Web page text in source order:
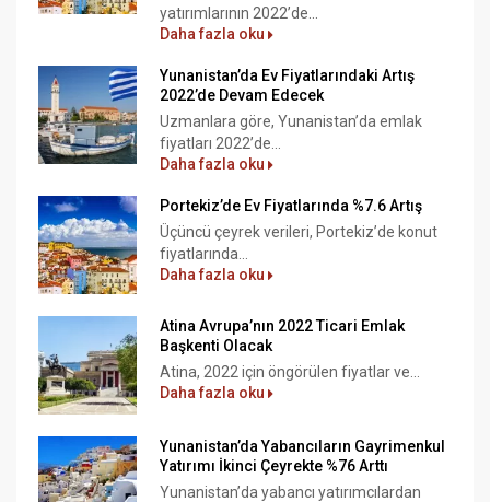
yatırımlarının 2022’de...
Daha fazla oku
Yunanistan’da Ev Fiyatlarındaki Artış
2022’de Devam Edecek
Uzmanlara göre, Yunanistan’da emlak
fiyatları 2022’de...
Daha fazla oku
Portekiz’de Ev Fiyatlarında %7.6 Artış
Üçüncü çeyrek verileri, Portekiz’de konut
fiyatlarında...
Daha fazla oku
Atina Avrupa’nın 2022 Ticari Emlak
Başkenti Olacak
Atina, 2022 için öngörülen fiyatlar ve...
Daha fazla oku
Yunanistan’da Yabancıların Gayrimenkul
Yatırımı İkinci Çeyrekte %76 Arttı
Yunanistan’da yabancı yatırımcılardan